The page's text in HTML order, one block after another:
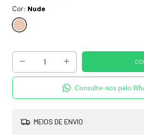
Cor: Nude
Consulte-nos pelo
MEIOS DE ENVIO